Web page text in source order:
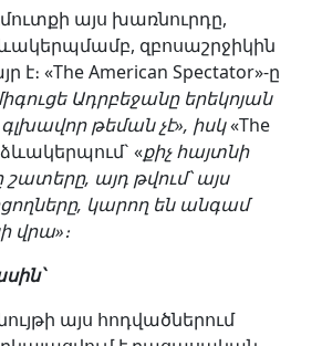
այս խառնուրդը,
զբոսաշրջիկին
է։ «The American Spectator»-ը
Ադրբեջանը երեկոյան
թեման չէ», իսկ«The
ձևակերպում` «քիչ հայտնի
այդ թվում՝ այս
կարող են անգամ
վրա»։
այս հոդվածներում